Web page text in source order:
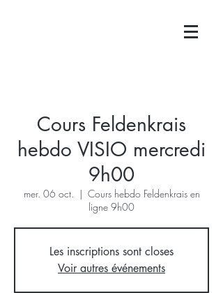
Cours Feldenkrais
hebdo VISIO mercredi
9h00
mer. 06 oct.
  |
Cours hebdo Feldenkrais en
ligne 9h00
Les inscriptions sont closes
Voir autres événements